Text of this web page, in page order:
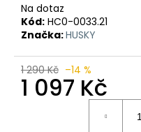
Na dotaz
Kód: HC0-0033.21
Značka:HUSKY
1 290 Kč –14 %
1 097 Kč
o
p